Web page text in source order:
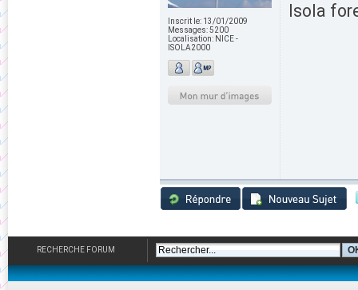
Inscrit le: 13/01/2009
Messages:5200
Localisation: NICE -
ISOLA2000
Isola
RECHERCHE FORUM